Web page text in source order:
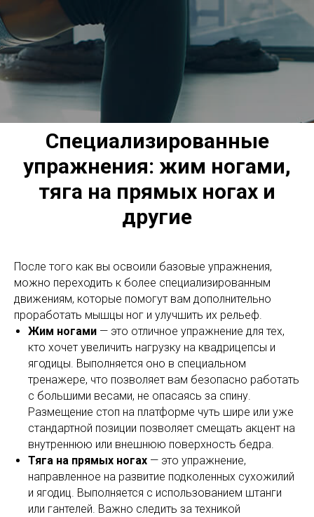
Специализированные
упражнения: жим ногами,
тяга на прямых ногах и
другие
После того как вы освоили базовые упражнения,
можно переходить к более специализированным
движениям, которые помогут вам дополнительно
проработать мышцы ног и улучшить их рельеф.
Жим ногами — это отличное упражнение для тех,
кто хочет увеличить нагрузку на квадрицепсы и
ягодицы. Выполняется оно в специальном
тренажере, что позволяет вам безопасно работать
с большими весами, не опасаясь за спину.
Размещение стоп на платформе чуть шире или уже
стандартной позиции позволяет смещать акцент на
внутреннюю или внешнюю поверхность бедра.
Тяга на прямых ногах — это упражнение,
направленное на развитие подколенных сухожилий
и ягодиц. Выполняется с использованием штанги
или гантелей. Важно следить за техникой